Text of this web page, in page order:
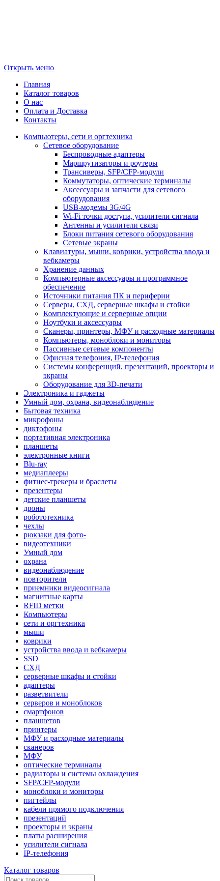
Открыть меню
Главная
Каталог товаров
О нас
Оплата и Доставка
Контакты
Компьютеры, сети и оргтехника
Сетевое оборудование
Беспроводные адаптеры
Маршрутизаторы и роутеры
Трансиверы, SFP/CFP-модули
Коммутаторы, оптические терминалы
Аксессуары и запчасти для сетевого
оборудования
USB-модемы 3G/4G
Wi-Fi точки доступа, усилители сигнала
Антенны и усилители связи
Блоки питания сетевого оборудования
Сетевые экраны
Клавиатуры, мыши, коврики, устройства ввода и
вебкамеры
Хранение данных
Компьютерные аксессуары и программное
обеспечение
Источники питания ПК и периферии
Серверы, СХД, серверные шкафы и стойки
Комплектующие и серверные опции
Ноутбуки и аксессуары
Сканеры, принтеры, МФУ и расходные материалы
Компьютеры, моноблоки и мониторы
Пассивные сетевые компоненты
Офисная телефония, IP-телефония
Системы конференций, презентаций, проекторы и
экраны
Оборудование для 3D-печати
Электроника и гаджеты
Умный дом, охрана, видеонаблюдение
Бытовая техника
микрофоны
диктофоны
портативная электроника
планшеты
электронные книги
Blu-ray
медиаплееры
фитнес-трекеры и браслеты
презентеры
детские планшеты
дроны
робототехника
чехлы
рюкзаки для фото-
видеотехники
Умный дом
охрана
видеонаблюдение
повторители
приемники видеосигнала
магнитные карты
RFID метки
Компьютеры
сети и оргтехника
мыши
коврики
устройства ввода и вебкамеры
SSD
СХД
серверные шкафы и стойки
адаптеры
разветвители
серверов и моноблоков
смартфонов
планшетов
принтеры
МФУ и расходные материалы
сканеров
МФУ
оптические терминалы
радиаторы и системы охлаждения
SFP/CFP-модули
моноблоки и мониторы
пигтейлы
кабели прямого подключения
презентаций
проекторы и экраны
платы расширения
усилители сигнала
IP-телефония
Каталог товаров
Поиск